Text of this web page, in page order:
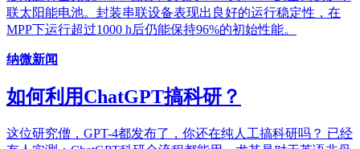
联太阳能电池。封装串联设备表现出良好的运行稳定性，在
MPP下运行超过1000 h后仍能保持96%的初始性能。
纳微新闻
如何利用ChatGPT搞科研？
这位研究僧，GPT-4都发布了，你还在纯人工搞科研吗？ 已经